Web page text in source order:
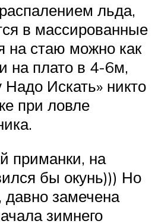
льда,
в массированные
на стаю можно как
на плато в 4-6м,
Искать» никто
при ловле
приманки, на
бы окунь))) Но
замечена
зимнего